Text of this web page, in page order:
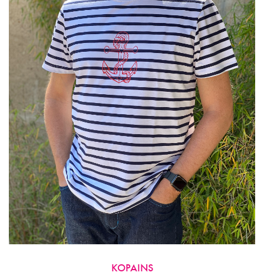
Peuvent
Être
Choisies
Sur
La
Page
Du
Produit
KOPAINS